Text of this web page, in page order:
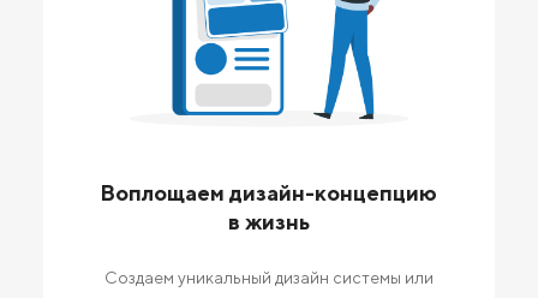
Воплощаем дизайн-концепцию
в жизнь
Создаем уникальный дизайн системы или